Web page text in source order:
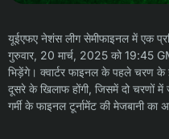
यूईएफए नेशंस लीग सेमीफाइनल में एक
गुरुवार, 20 मार्च, 2025 को 19:45
भिड़ेंगे। क्वार्टर फाइनल के पहले चरण के
दूसरे के खिलाफ होंगी, जिसमें दो चरणों
गर्मी के फाइनल टूर्नामेंट की मेजबानी का